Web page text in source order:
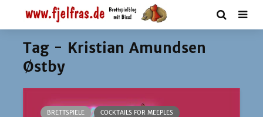
Tag - Kristian Amundsen
Østby
BRETTSPIELE
COCKTAILS FOR MEEPLES